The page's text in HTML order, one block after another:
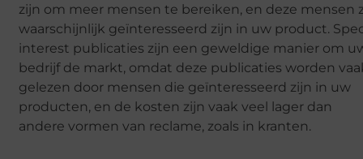
zijn om meer mensen te bereiken, en deze mensen
waarschijnlijk geïnteresseerd zijn in uw product.
interest publicaties zijn een geweldige manier om
bedrijf de markt, omdat deze publicaties worden
gelezen door mensen die geïnteresseerd zijn in uw
producten, en de kosten zijn vaak veel lager dan
andere vormen van reclame, zoals in kranten.